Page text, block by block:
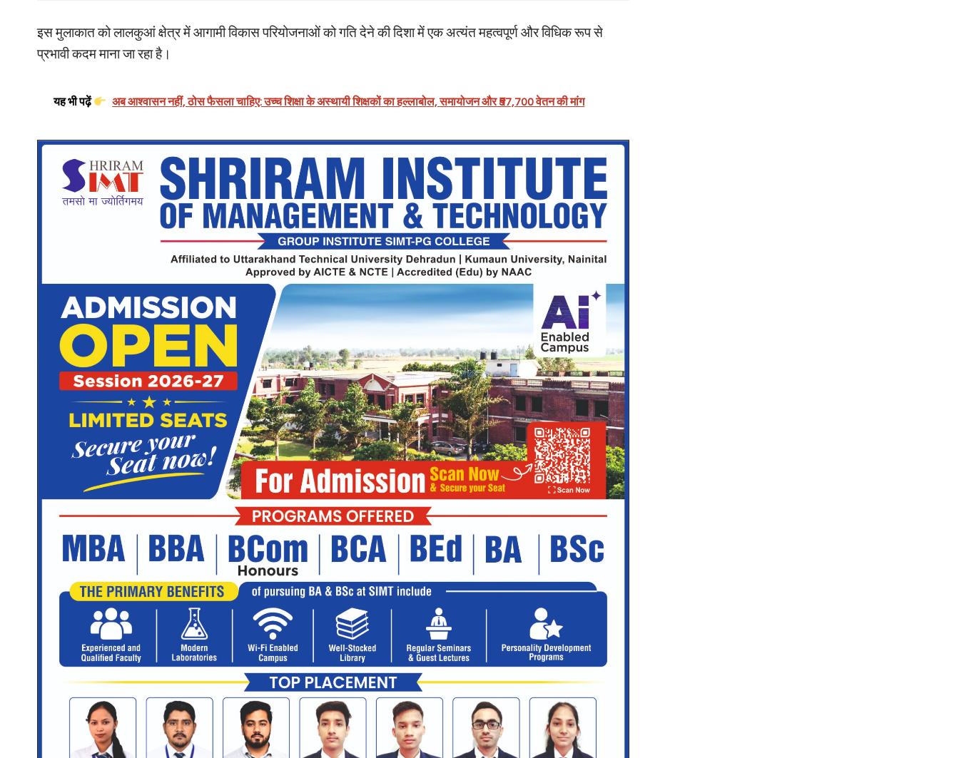
इस मुलाकात को लालकुआं क्षेत्र में आगामी विकास परियोजनाओं को गति देने की दिशा में एक अत्यंत महत्वपूर्ण और विधिक रूप से
प्रभावी कदम माना जा रहा है।
यह भी पढ़ें अब आश्वासन नहीं, ठोस फैसला चाहिए: उच्च शिक्षा के अस्थायी शिक्षकों का हल्लाबोल, समायोजन और ₹57,700 वेतन की मांग